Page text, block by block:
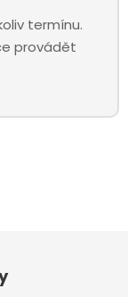
termínu.
provádět